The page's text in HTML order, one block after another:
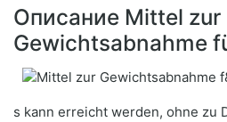
Описание Mittel zur
Gewichtsabnahme
s kann erreicht werden, ohne zu